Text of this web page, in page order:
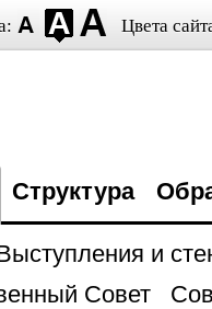
Цвета
Структура
и
Совет